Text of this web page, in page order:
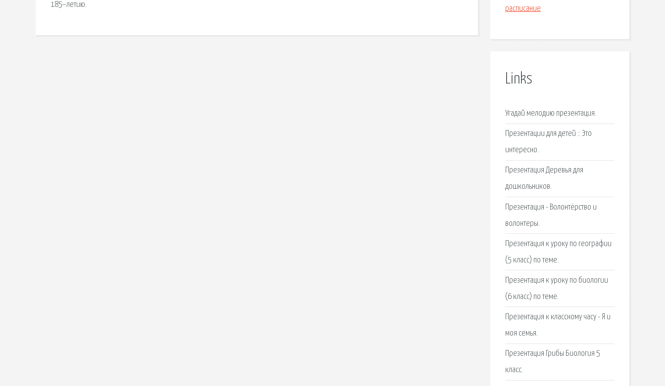
185–летию.
расписание
Links
Угадай мелодию презентация.
Презентации для детей :: Это
интересно.
Презентация Деревья для
дошкольников.
Презентация - Волонтёрство и
волонтеры.
Презентация к уроку по географии
(5 класс) по теме.
Презентация к уроку по биологии
(6 класс) по теме.
Презентация к классному часу - Я и
моя семья.
Презентация Грибы Биология 5
класс.